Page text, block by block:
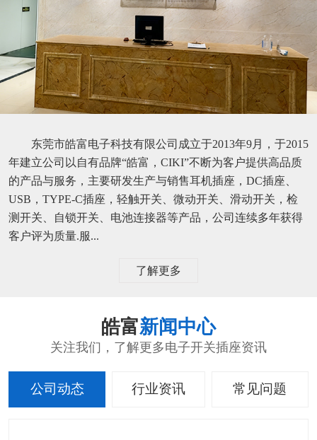
东莞市皓富电子科技有限公司成立于2013年9月，于2015
年建立公司以自有品牌“皓富，CIKI”不断为客户提供高品质
的产品与服务，主要研发生产与销售耳机插座，DC插座、
USB，TYPE-C插座，轻触开关、微动开关、滑动开关，检
测开关、自锁开关、电池连接器等产品，公司连续多年获得
客户评为质量.服...
了解更多
皓富新闻中心
关注我们，了解更多电子开关插座资讯
公司动态 行业资讯 常见问题